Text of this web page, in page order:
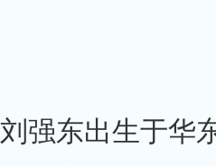
强东出生于华